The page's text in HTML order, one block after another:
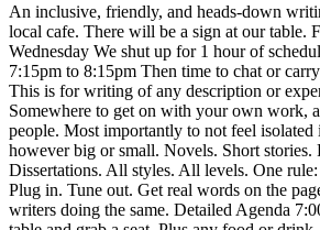
An inclusive, friendly, and heads-down
local cafe. There will be a sign at our table.
Wednesday We shut up for 1 hour of
7:15pm to 8:15pm Then time to chat or
This is for writing of any description or
Somewhere to get on with your own work,
people. Most importantly to not feel isolated
however big or small. Novels. Short stories.
Dissertations. All styles. All levels. One
Plug in. Tune out. Get real words on the
writers doing the same. Detailed Agenda